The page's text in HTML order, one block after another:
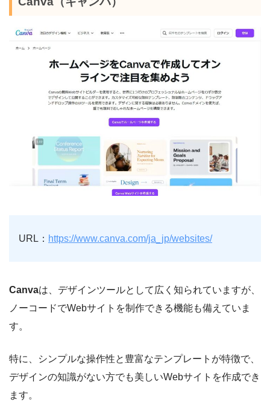
URL： https://www.canva.com/ja_jp/websites/
Canvaは、デザインツールとして広く知られていますが、
ノーコードでWebサイトを制作できる機能も備えていま
す。
特に、シンプルな操作性と豊富なテンプレートが特徴で、
デザインの知識がない方でも美しいWebサイトを作成でき
ます。